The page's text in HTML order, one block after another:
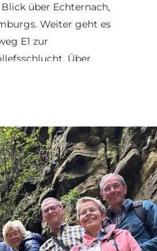
über Echternach,
Weiter geht es
E1 zur
Über
erzählt der
und Legenden – und
„Wollefsschlucht“
In einem großen
ins Tal und
Wasserkanals aus
Zentrum.